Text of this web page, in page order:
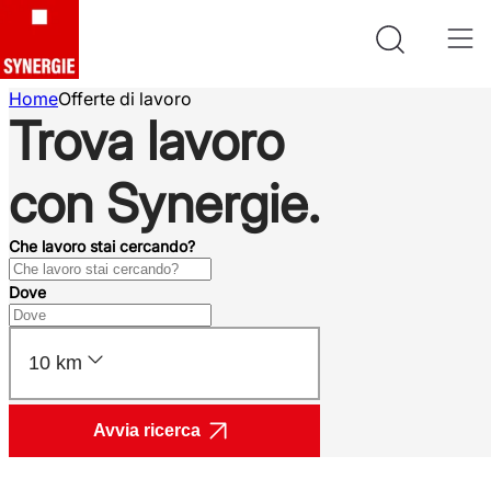
HomeOfferte di lavoro
Trova lavoro
con Synergie.
Che lavoro stai cercando?
Dove
10 km
Avvia ricerca